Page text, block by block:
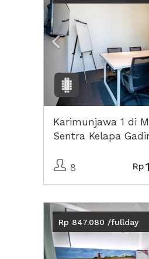
Karimunjawa 1 di
Sentra Kelapa
8 Rp
Previous
Rp 847.080 /fullday